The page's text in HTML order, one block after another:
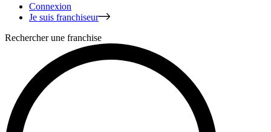
Connexion
Je suis franchiseur
Rechercher une franchise